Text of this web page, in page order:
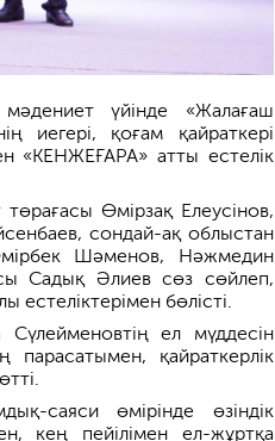
үйінде «Жалағаш
иегері, қоғам қайраткері
«КЕНЖЕҒАРА» атты естелік
Өмірзақ Елеусінов,
сондай-ақ облыстан
Шәменов, Нәжмедин
Садық Әлиев сөз сөйлеп,
естеліктерімен бөлісті.
ел мүддесін
парасатымен, қайраткерлік
саяси өмірінде өзіндік
кең пейілімен ел-жұртқа